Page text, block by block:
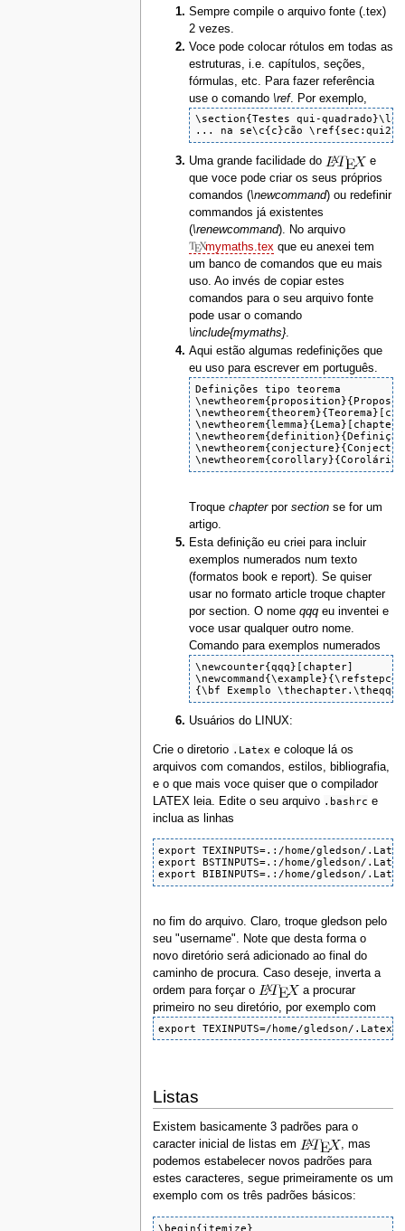
Sempre compile o arquivo fonte (.tex)
2 vezes.
Voce pode colocar rótulos em todas as
estruturas, i.e. capítulos, seções,
fórmulas, etc. Para fazer referência
use o comando \ref. Por exemplo,
\section{Testes qui-
... na se\c{c}cão \ref{sec:qui2}
Uma grande facilidade do
e
que voce pode criar os seus próprios
comandos (\newcommand) ou redefinir
commandos já existentes
(\renewcommand). No arquivo
mymaths.tex que eu anexei tem
um banco de comandos que eu mais
uso. Ao invés de copiar estes
comandos para o seu arquivo fonte
pode usar o comando
\include{mymaths}.
Aqui estão algumas redefinições que
eu uso para escrever em português.
Definições tipo teorema
\newtheorem{lemma}{Lema}[chapter]
Troquechapterporsection se for um
artigo.
Esta definição eu criei para incluir
exemplos numerados num texto
(formatos book e report). Se quiser
usar no formato article troque chapter
por section. O nomeqqq eu inventei e
voce usar qualquer outro nome.
Comando para exemplos numerados
\newcounter{qqq}[chapter]
{\bf Exemplo
Usuários do LINUX:
Crie o diretorio .Latex e coloque lá os
arquivos com comandos, estilos, bibliografia,
e o que mais voce quiser que o compilador
LATEX leia. Edite o seu arquivo .bashrc e
inclua as linhas
export TEXINPUTS=.:/home/gledson/
export BSTINPUTS=.:/home/gledson/.Latex
export BIBINPUTS=.:/home/gledson/.Latex
no fim do arquivo. Claro, troque gledson pelo
seu "username". Note que desta forma o
novo diretório será adicionado ao final do
caminho de procura. Caso deseje, inverta a
ordem para forçar o
a procurar
primeiro no seu diretório, por exemplo com
export TEXINPUTS=/home/gledson/
Listas
Existem basicamente 3 padrões para o
caracter inicial de listas em
, mas
podemos estabelecer novos padrões para
estes caracteres, segue primeiramente os um
exemplo com os três padrões básicos:
\begin{itemize}